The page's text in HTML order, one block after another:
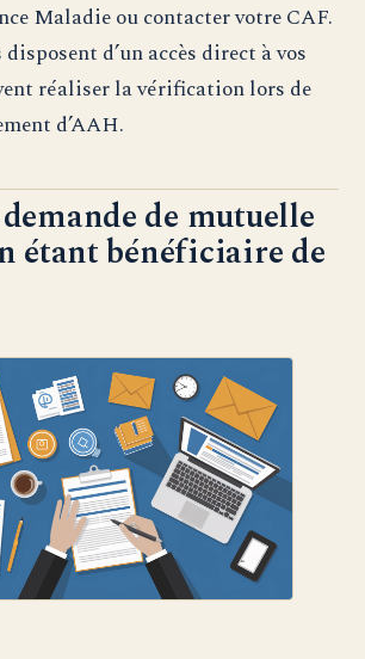
Maladie ou contacter votre CAF.
d’un accès direct à vos
réaliser la vérification lors de
d’AAH.
de mutuelle
étant bénéficiaire de